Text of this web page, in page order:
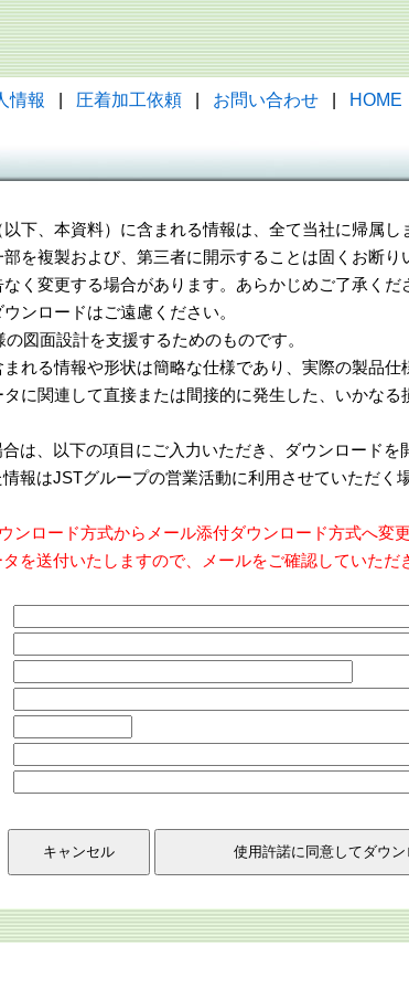
情報 圧着加工依頼 お問い合わせ HOME
下、本資料）に含まれる情報は、全て当社に帰属し
を複製および、第三者に開示することは固くお断り
く変更する場合があります。あらかじめご了承くだ
ンロードはご遠慮ください。
図面設計を支援するためのものです。
れる情報や形状は簡略な仕様であり、実際の製品仕
に関連して直接または間接的に発生した、いかなる
は、以下の項目にご入力いただき、ダウンロードを
報はJSTグループの営業活動に利用させていただく
ンロード方式からメール添付ダウンロード方式へ変
を送付いたしますので、メールをご確認していただ